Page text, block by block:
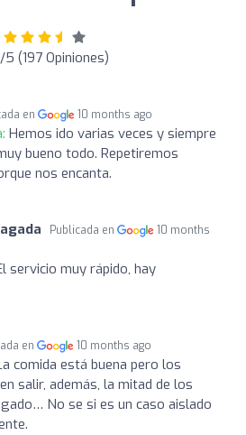
/5 (197 Opiniones)
en 10 months ago
Hemos ido varias veces y siempre
bueno todo. Repetiremos
nos encanta.
Publicada en
10 months
servicio muy rápido, hay
en 10 months ago
comida está buena pero los
salir, además, la mitad de los
No se si es un caso aislado